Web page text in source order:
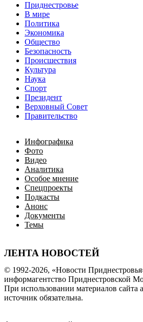
Приднестровье
В мире
Политика
Экономика
Общество
Безопасность
Происшествия
Культура
Наука
Спорт
Президент
Верховный Совет
Правительство
Инфографика
Фото
Видео
Аналитика
Особое мнение
Спецпроекты
Подкасты
Анонс
Документы
Темы
ЛЕНТА НОВОСТЕЙ
© 1992-2026, «Новости
информагентство Приднестровской
При использовании материалов сайта
источник обязательна.